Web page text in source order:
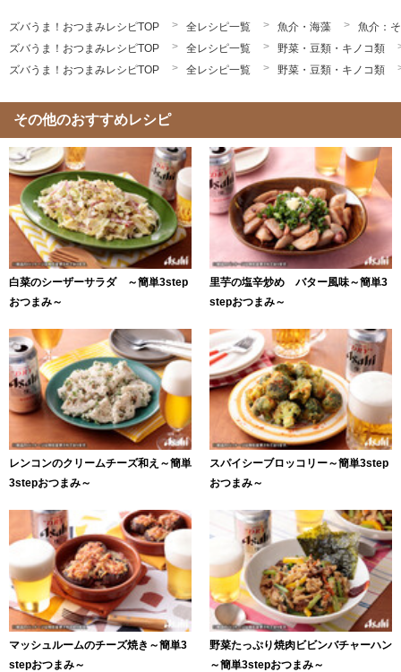
ズバうま！おつまみレシピTOP 全レシピ一覧 魚介・海藻
魚介：
ズバうま！おつまみレシピTOP
全レシピ一覧
野菜・豆類・キノコ類
ズバうま！おつまみレシピTOP
全レシピ一覧 野菜・豆類・キノコ類
その他のおすすめレシピ
白菜のシーザーサラダ ～簡単3step
おつまみ～
里芋の塩辛炒め バター風味～簡単3
stepおつまみ～
レンコンのクリームチーズ和え～簡単
3stepおつまみ～
スパイシーブロッコリー～簡単3step
おつまみ～
マッシュルームのチーズ焼き～簡単3
stepおつまみ～
野菜たっぷり焼肉ビビンバチャーハン
～簡単3stepおつまみ～